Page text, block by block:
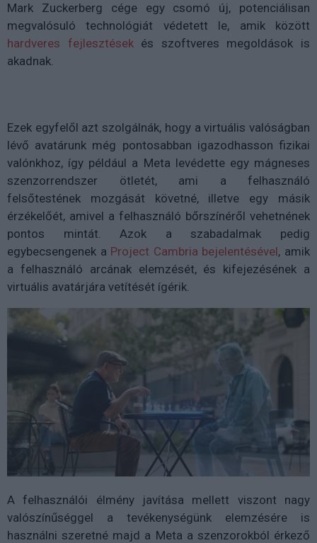
Mark Zuckerberg cége egy csomó új, potenciálisan
megvalósuló technológiát védetett le, amik között
hardveres fejlesztésekés szoftveres megoldások is
akadnak.
Ezek egyfelől azt szolgálnák, hogy a virtuális valóságban
lévő avatárunk még pontosabban igazodhasson fizikai
valónkhoz, így például a Meta levédette egy mágneses
szenzorrendszer ötletét, ami a felhasználó
felsőtestének mozgását követné, illetve egy másik
érzékelőét, amivel a felhasználó bőrszínéről vehetnének
pontos mintát. Azok a szabadalmak pedig
egybecsengenek a Project Cambria bejelentésével, amik
a felhasználó arcának elemzését, és kifejezésének a
virtuális avatárjára vetítését ígérik.
A felhasználói élmény javítása mellett viszont nagy
valószínűséggel a tevékenységünk elemzésére is
használni szeretné majd a Meta a szenzorokból érkező